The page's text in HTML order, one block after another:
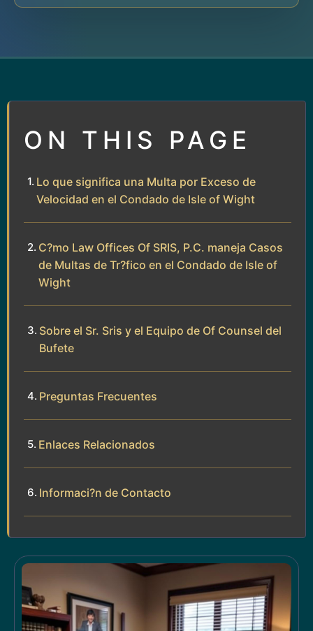
ON THIS PAGE
Lo que significa una Multa por Exceso de
Velocidad en el Condado de Isle of Wight
C?mo Law Offices Of SRIS, P.C. maneja Casos
de Multas de Tr?fico en el Condado de Isle of
Wight
Sobre el Sr. Sris y el Equipo de Of Counsel del
Bufete
Preguntas Frecuentes
Enlaces Relacionados
Informaci?n de Contacto